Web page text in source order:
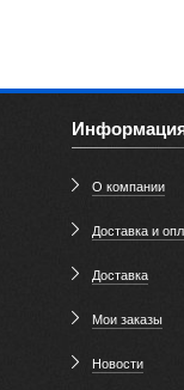
О компании
Доставка и
Доставка
Мои заказы
Новости